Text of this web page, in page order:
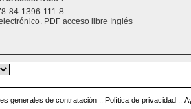
84-1396-111-8
PDF acceso libre Inglés
generales de contratación :: Política de privacidad ::